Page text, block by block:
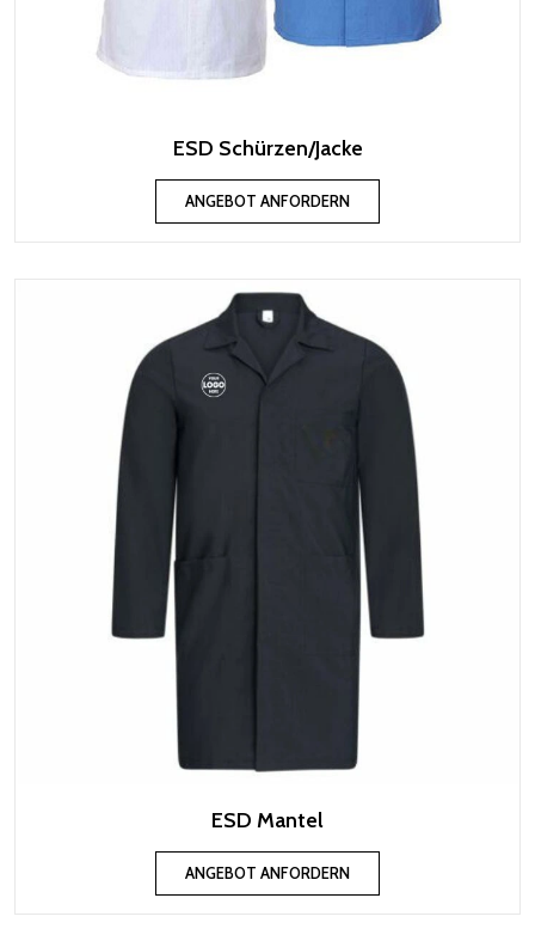
ESD Schürzen/Jacke
ANGEBOT ANFORDERN
ESD Mantel
ANGEBOT ANFORDERN